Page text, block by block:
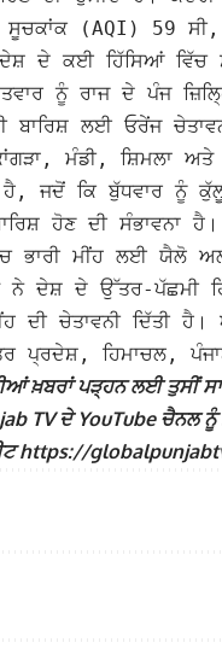
ਸੂਚਕਾਂਕ (AQI) 59
ਦੇ ਕਈ ਹਿੱਸਿਆਂ ਵਿੱਚ
ਨੂੰ ਰਾਜ ਦੇ ਪੰਜ
ਬਾਰਿਸ਼ ਲਈ ਓਰੇਂਜ
ਮੰਡੀ, ਸ਼ਿਮਲਾ ਅਤੇ
ਹੈ, ਜਦੋਂ ਕਿ ਬੁੱਧਵਾਰ ਨੂੰ
ਹੋਣ ਦੀ ਸੰਭਾਵਨਾ ਹੈ।
ਭਾਰੀ ਮੀਂਹ ਲਈ ਯੈਲੋ
ਨੇ ਦੇਸ਼ ਦੇ ਉੱਤਰ-ਪੱਛਮੀ
ਦੀ ਚੇਤਾਵਨੀ ਦਿੱਤੀ ਹੈ।
ਪ੍ਰਦੇਸ਼, ਹਿਮਾਚਲ,
ਖ਼ਬਰਾਂ ਪੜ੍ਹਨ ਲਈ ਤੁਸੀਂ
TV ਦੇ YouTube ਚੈਨਲ
https://